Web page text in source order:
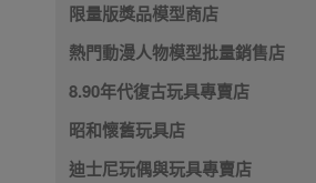
限量版獎品模型商店
熱門動漫人物模型批量銷售店
8.90年代復古玩具專賣店
昭和懷舊玩具店
迪士尼玩偶與玩具專賣店